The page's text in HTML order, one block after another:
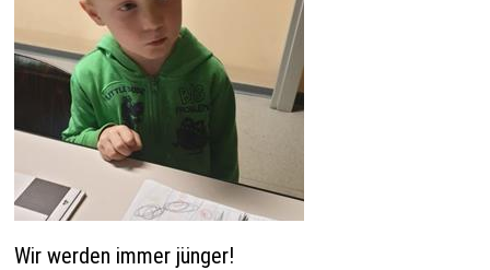
Wir werden immer jünger!